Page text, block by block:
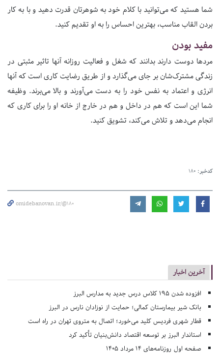
شما هستید که می‌توانید با کلام خود به شوهرتان قدرت دهید و با به کار
بردن القاب مناسب، بهترین احساس را به او تقدیم کنید.
مفید بودن
مردها دوست دارند بدانند که شغل و فعالیت روزانه آنها تاثیر مثبتی در
زندگی مشترک‌شان بر جای می‌گذارد و از طریق رضایت کاری است که آنها
انرژی و اعتماد به نفس خود را به دست می‌آورند و بالا می‌برند. وظیفه
شما این است که هم در داخل و هم در خارج از خانه او را برای کاری که
انجام می‌دهد و تلاش می‌کند، تشویق کنید.
کدخبر: 180
omidebanovan.ir/@180
آخرین اخبار
افزوده شدن ۱۹۵ کلاس درس جدید به مدارس البرز
بانک شیر بیمارستان کمالی؛ حمایت از نوزادان نارس در البرز
قطار شهری فردیس کلید می‌خورد؛ اتصال به متروی تهران در راه است
استاندار البرز بر توسعه اقتصاد دانش‌بنیان تأکید کرد
صفحه اول روزنامه‌های 14 مرداد 1405